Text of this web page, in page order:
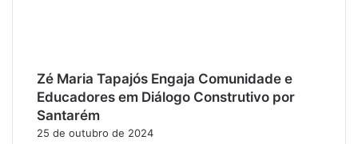
Zé Maria Tapajós Engaja Comunidade e
Educadores em Diálogo Construtivo por
Santarém
25 de outubro de 2024